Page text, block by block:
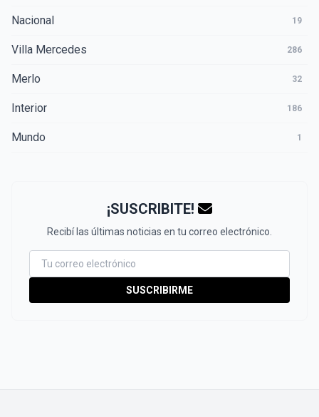
Nacional 19
Villa Mercedes 286
Merlo 32
Interior 186
Mundo 1
¡SUSCRIBITE!
Recibí las últimas noticias en tu correo electrónico.
SUSCRIBIRME